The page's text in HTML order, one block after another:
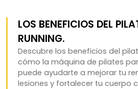
LOS BENEFICIOS DEL
RUNNING.
Descubre los beneficios del
cómo la máquina de pilates
puede ayudarte a mejorar tu
lesiones y fortalecer tu cuerpo